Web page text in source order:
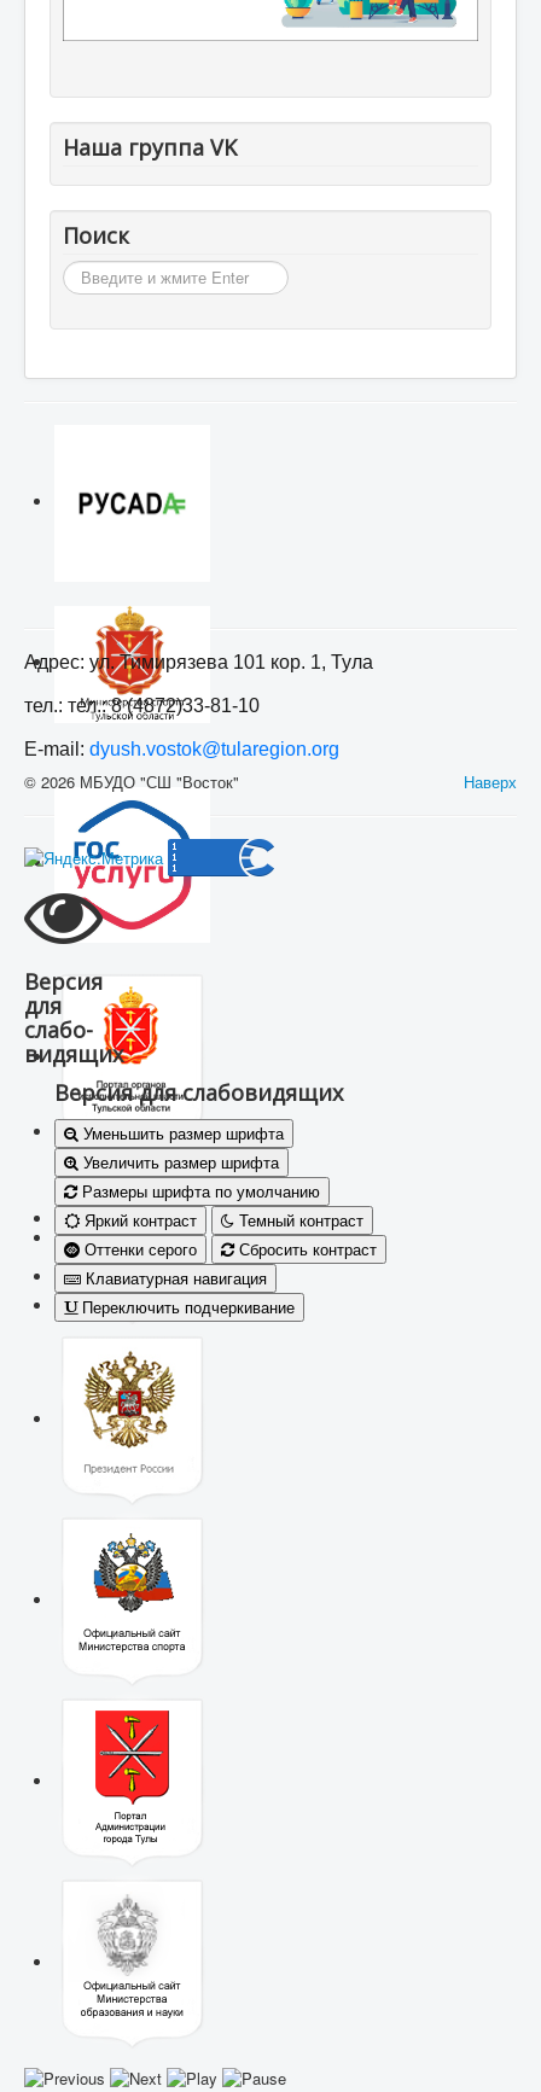
Наша группа VK
Поиск
Искать...
Адрес: ул. Тимирязева 101 кор. 1, Тула
тел.: тел.: 8 (4872)33-81-10
E-mail: dyush.vostok@tularegion.org
Наверх
© 2026 МБУДО "СШ "Восток"
Версия
для
слабо-
видящих
Версия для слабовидящих
Уменьшить размер шрифта
Увеличить размер шрифта
Размеры шрифта по умолчанию
Яркий контраст
Темный контраст
Оттенки серого
Сбросить контраст
Клавиатурная навигация
Переключить подчеркивание